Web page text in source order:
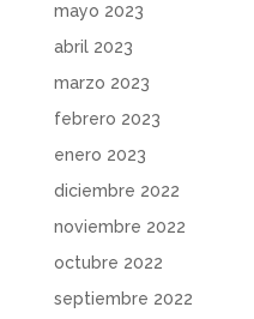
mayo 2023
abril 2023
marzo 2023
febrero 2023
enero 2023
diciembre 2022
noviembre 2022
octubre 2022
septiembre 2022